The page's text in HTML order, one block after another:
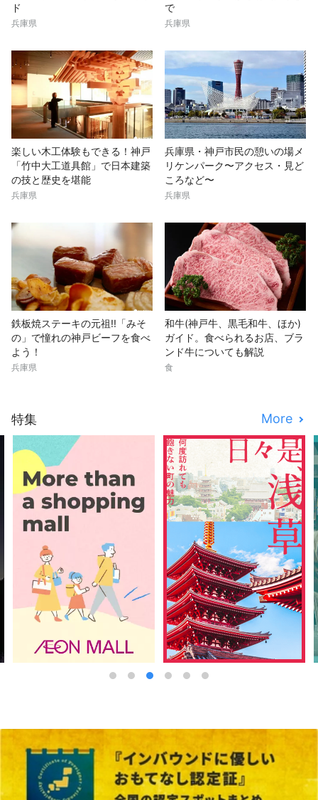
ド
兵庫県
で
兵庫県
楽しい木工体験もできる！神戸
「竹中大工道具館」で日本建築
の技と歴史を堪能
兵庫県
兵庫県・神戸市民の憩いの場メ
リケンパーク〜アクセス・見ど
ころなど〜
兵庫県
鉄板焼ステーキの元祖!!「みそ
の」で憧れの神戸ビーフを食べ
よう！
兵庫県
和牛(神戸牛、黒毛和牛、ほか)
ガイド。食べられるお店、ブラ
ンド牛についても解説
食
特集 More